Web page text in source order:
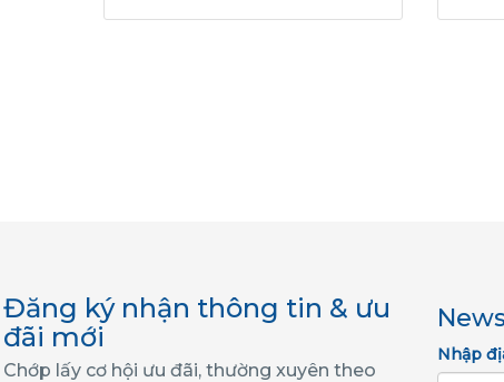
Đăng ký nhận thông tin & ưu
đãi mới
Chớp lấy cơ hội ưu đãi, thường xuyên theo
Nhập